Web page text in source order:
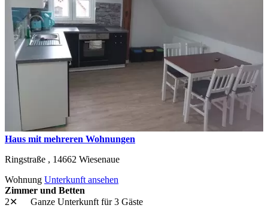
Haus mit mehreren Wohnungen
Ringstraße , 14662 Wiesenaue
Wohnung Unterkunft ansehen
Zimmer und Betten
2✕
Ganze Unterkunft für 3 Gäste